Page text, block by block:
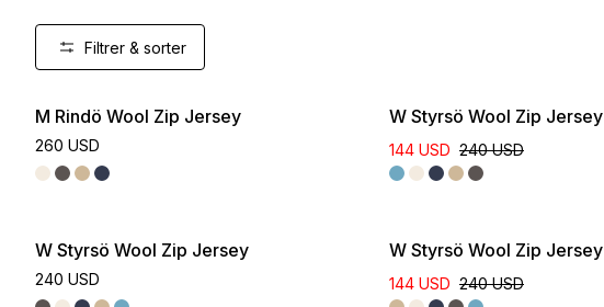
Filtrer & sorter
M Rindö Wool Zip Jersey
260 USD
W Styrsö Wool Zip Jersey
144 USD 240 USD
W Styrsö Wool Zip Jersey
240 USD
W Styrsö Wool Zip Jersey
144 USD 240 USD